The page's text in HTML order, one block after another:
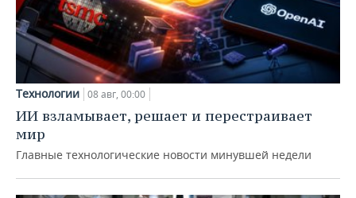
Технологии 08 авг, 00:00
ИИ взламывает, решает и перестраивает
мир
Главные технологические новости минувшей недели